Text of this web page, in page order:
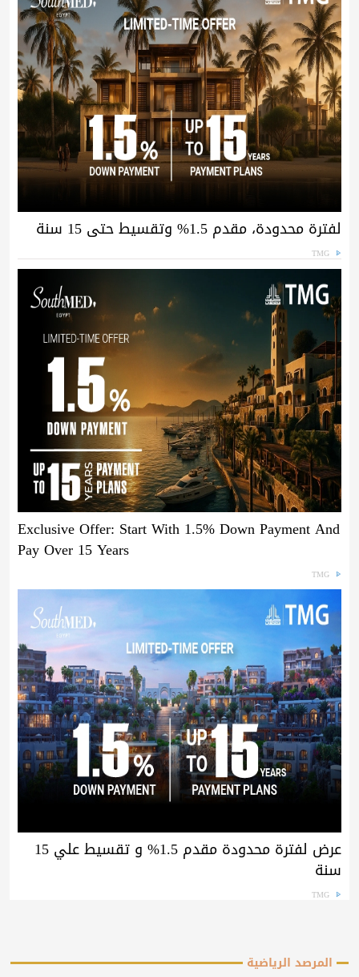
لفترة محدودة، مقدم 1.5% وتقسيط حتى 15 سنة
TMG
Exclusive Offer: Start With 1.5% Down Payment And
Pay Over 15 Years
TMG
عرض لفترة محدودة مقدم 1.5% و تقسيط علي 15
سنة
TMG
المرصد الرياضية